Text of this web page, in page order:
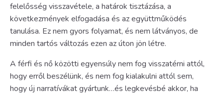
felelősség visszavétele, a határok tisztázása, a
következmények elfogadása és az együttműködés
tanulása. Ez nem gyors folyamat, és nem látványos, de
minden tartós változás ezen az úton jön létre.
A férfi és nő közötti egyensúly nem fog visszatérni attól,
hogy erről beszélünk, és nem fog kialakulni attól sem,
hogy új narratívákat gyártunk…és legkevésbé akkor, ha